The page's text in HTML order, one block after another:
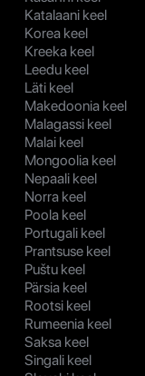
Katalaani keel
Korea keel
Kreeka keel
Leedu keel
Läti keel
Makedoonia keel
Malagassi keel
Malai keel
Mongoolia keel
Nepaali keel
Norra keel
Poola keel
Portugali keel
Prantsuse keel
Puštu keel
Pärsia keel
Rootsi keel
Rumeenia keel
Saksa keel
Singali keel